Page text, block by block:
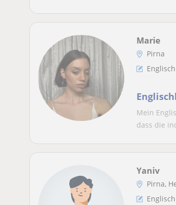
Marie
Pirna
Englisch
Mein
dass die
Yaniv
Pirna,
Englisch